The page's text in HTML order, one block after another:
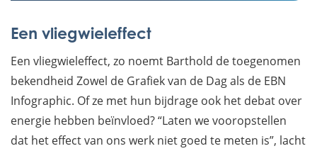
Een vliegwieleffect
Een vliegwieleffect, zo noemt Barthold de toegenomen
bekendheid Zowel de Grafiek van de Dag als de EBN
Infographic. Of ze met hun bijdrage ook het debat over
energie hebben beïnvloed? “Laten we vooropstellen
dat het effect van ons werk niet goed te meten is”, lacht